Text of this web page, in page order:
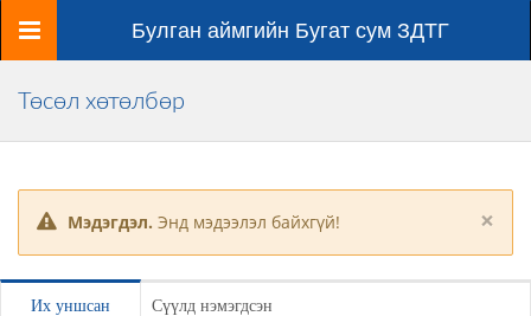
Цэс Булган аймгийн Бугат сум ЗДТГ
Төсөл хөтөлбөр
×
Мэдэгдэл. Энд мэдээлэл байхгүй!
Их уншсан Сүүлд нэмэгдсэн